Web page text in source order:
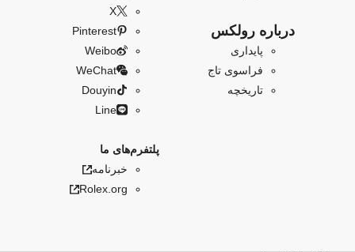
درباره رولکس
پایداری
فراسوی تاج
تاریخچه
X
Pinterest
Weibo
WeChat
Douyin
Line
پلتفرم‌های ما
خبرنامه
Rolex.org